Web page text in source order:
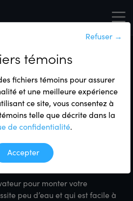
60 po
motomarine
pour monter votre
peu d’eau et qui est facile à
Refuser →
témoins
fichiers témoins pour assurer
et une meilleure expérience
ce site, vous consentez à
telle que décrite dans la
de confidentialité.
Accepter